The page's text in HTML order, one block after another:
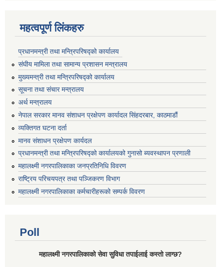
महत्वपूर्ण लिंकहरु
प्रधानमन्त्री तथा मन्त्रिपरिषद्को कार्यालय
संघीय मामिला तथा सामान्य प्रशासन मन्त्रालय
मुख्यमन्त्री तथा मन्त्रिपरिषद्को कार्यालय
सूचना तथा संचार मन्त्रालय
अर्थ मन्त्रालय
नेपाल सरकार मानव संशाधन प्रक्षेपण कार्यादल सिंहदरबार, काठमाडौं
व्यक्तिगत घटना दर्ता
मानव संशाधन प्रक्षेपण कार्यदल
प्रधानमन्त्री तथा मन्त्रिपरिषद्को कार्यालयको गुनासो ब्यवस्थापन प्रणाली
महालक्ष्मी नगरपालिकाका जनप्रतिनिधि विवरण
राष्ट्रिय परिचयपत्र तथा पञ्जिकरण विभाग
महालक्ष्मी नगरपालिकाका कर्मचारीहरूको सम्पर्क विवरण
Poll
महालक्ष्मी नगरपालिकाको सेवा सुविधा तपाईलाई कस्तो लाग्छ?